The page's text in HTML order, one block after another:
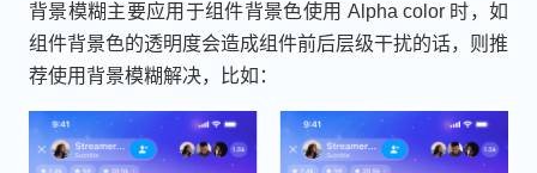
背景模糊主要应用于组件背景色使用 Alpha color 时，如
组件背景色的透明度会造成组件前后层级干扰的话，则推
荐使用背景模糊解决，比如：